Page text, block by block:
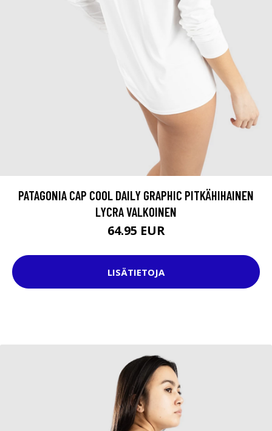
PATAGONIA CAP COOL DAILY GRAPHIC PITKÄHIHAINEN
LYCRA VALKOINEN
64.95 EUR
LISÄTIETOJA